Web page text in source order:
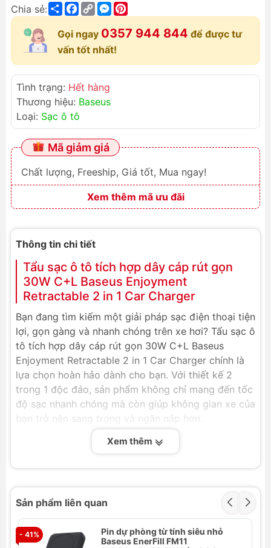
Chia sẻ: ShareFacebook
Copy
Link
Messenger
Gọi ngay 0357 944 844 để được tư
vấn tốt nhất!
Tình trạng: Hết hàng
Thương hiệu: Baseus
Loại: Sạc ô tô
Mã giảm giá
Chất lượng, Freeship, Giá tốt, Mua ngay!
Xem thêm mã ưu đãi
Thông tin chi tiết
Tẩu sạc ô tô tích hợp dây cáp rút gọn
30W C+L Baseus Enjoyment
Retractable 2 in 1 Car Charger
Bạn đang tìm kiếm một giải pháp sạc điện thoại tiện
lợi, gọn gàng và nhanh chóng trên xe hơi? Tẩu sạc ô
tô tích hợp dây cáp rút gọn 30W C+L Baseus
Enjoyment Retractable 2 in 1 Car Charger chính là
lựa chọn hoàn hảo dành cho bạn. Với thiết kế 2
trong 1 độc đáo, sản phẩm không chỉ mang đến tốc
độ sạc nhanh chóng mà còn giúp không gian xe của
bạn trở nên sang trọng và ngăn nắp hơn.
Video giới thiệuXem thêm
Sản phẩm liên quan
- 41%
Pin dự phòng từ tính siêu nhỏ
Baseus EnerFill FM11